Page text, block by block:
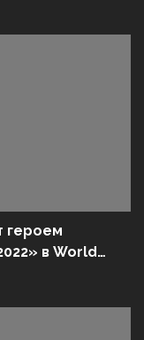
героем
в World